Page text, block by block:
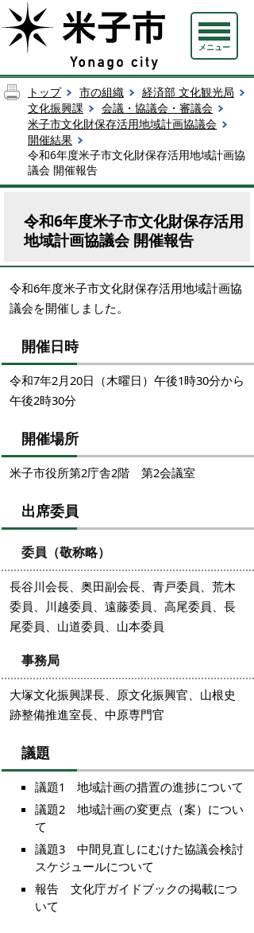
メニュー
トップ 市の組織
経済部 文化観光局
文化振興課
会議・協議会・審議会
米子市文化財保存活用地域計画協議会
開催結果
令和6年度米子市文化財保存活用地域計画協
議会 開催報告
令和6年度米子市文化財保存活用
地域計画協議会 開催報告
令和6年度米子市文化財保存活用地域計画協
議会を開催しました。
開催日時
令和7年2月20日（木曜日）午後1時30分から
午後2時30分
開催場所
米子市役所第2庁舎2階 第2会議室
出席委員
委員（敬称略）
長谷川会長、奥田副会長、青戸委員、荒木
委員、川越委員、遠藤委員、高尾委員、長
尾委員、山道委員、山本委員
事務局
大塚文化振興課長、原文化振興官、山根史
跡整備推進室長、中原専門官
議題
議題1 地域計画の措置の進捗について
議題2 地域計画の変更点（案）につい
て
議題3 中間見直しにむけた協議会検討
スケジュールについて
報告 文化庁ガイドブックの掲載につ
いて